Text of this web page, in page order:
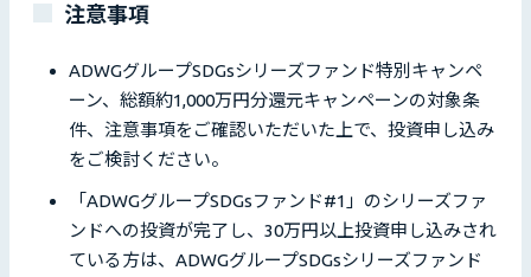
注意事項
ADWGグループSDGsシリーズファンド特別キャンペ
ーン、総額約1,000万円分還元キャンペーンの対象条
件、注意事項をご確認いただいた上で、投資申し込み
をご検討ください。
「ADWGグループSDGsファンド#1」のシリーズファ
ンドへの投資が完了し、30万円以上投資申し込みされ
ている方は、ADWGグループSDGsシリーズファンド